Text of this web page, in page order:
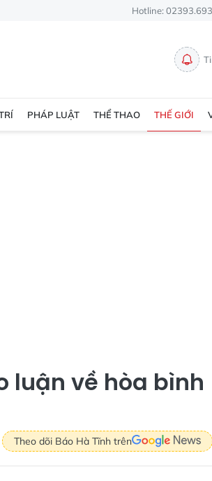
Hotline:
PHÁP LUẬT THỂ THAO THẾ GIỚI
luận về hòa bình
Theo dõi Báo Hà Tĩnh trên